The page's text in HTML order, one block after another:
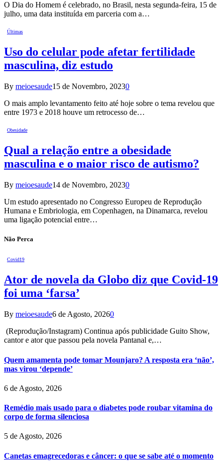
O Dia do Homem é celebrado, no Brasil, nesta segunda-feira, 15 de
julho, uma data instituída em parceria com a…
Últimas
Uso do celular pode afetar fertilidade
masculina, diz estudo
By meioesaude15 de Novembro, 20230
O mais amplo levantamento feito até hoje sobre o tema revelou que
entre 1973 e 2018 houve um retrocesso de…
Obesidade
Qual a relação entre a obesidade
masculina e o maior risco de autismo?
By meioesaude14 de Novembro, 20230
Um estudo apresentado no Congresso Europeu de Reprodução
Humana e Embriologia, em Copenhagen, na Dinamarca, revelou
uma ligação potencial entre…
Não Perca
Covid19
Ator de novela da Globo diz que Covid-19
foi uma ‘farsa’
By meioesaude6 de Agosto, 20260
(Reprodução/Instagram) Continua após publicidade Guito Show,
cantor e ator que passou pela novela Pantanal e,…
Quem amamenta pode tomar Mounjaro? A resposta era ‘não’,
mas virou ‘depende’
6 de Agosto, 2026
Remédio mais usado para o diabetes pode roubar vitamina do
corpo de forma silenciosa
5 de Agosto, 2026
Canetas emagrecedoras e câncer: o que se sabe até o momento